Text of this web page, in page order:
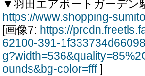
▼羽田エアポートガーデン
https://www.shopping-
[画像7: https://
62100-391-
ounds&bg-color=fff]